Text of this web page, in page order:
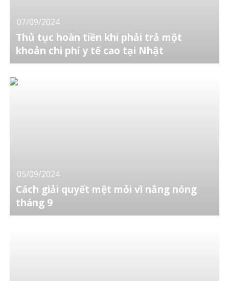
07/09/2024
Thủ tục hoàn tiền khi phải trả một
khoản chi phí y tế cao tại Nhật
05/09/2024
Cách giải quyết mệt mỏi vì nắng nóng
tháng 9